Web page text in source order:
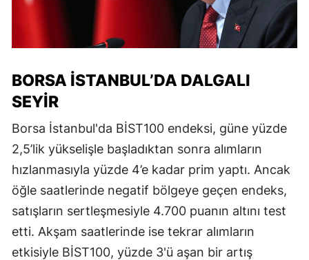
BORSA İSTANBUL’DA DALGALI
SEYIR
Borsa İstanbul'da BİST100 endeksi, güne yüzde
2,5’lik yükselişle başladıktan sonra alımların
hızlanmasıyla yüzde 4’e kadar prim yaptı. Ancak
öğle saatlerinde negatif bölgeye geçen endeks,
satışların sertleşmesiyle 4.700 puanın altını test
etti. Akşam saatlerinde ise tekrar alımların
etkisiyle BİST100, yüzde 3'ü aşan bir artış